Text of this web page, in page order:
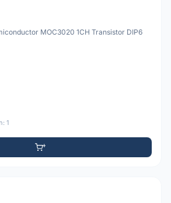
MOC3020 1CH Transistor DIP6
1